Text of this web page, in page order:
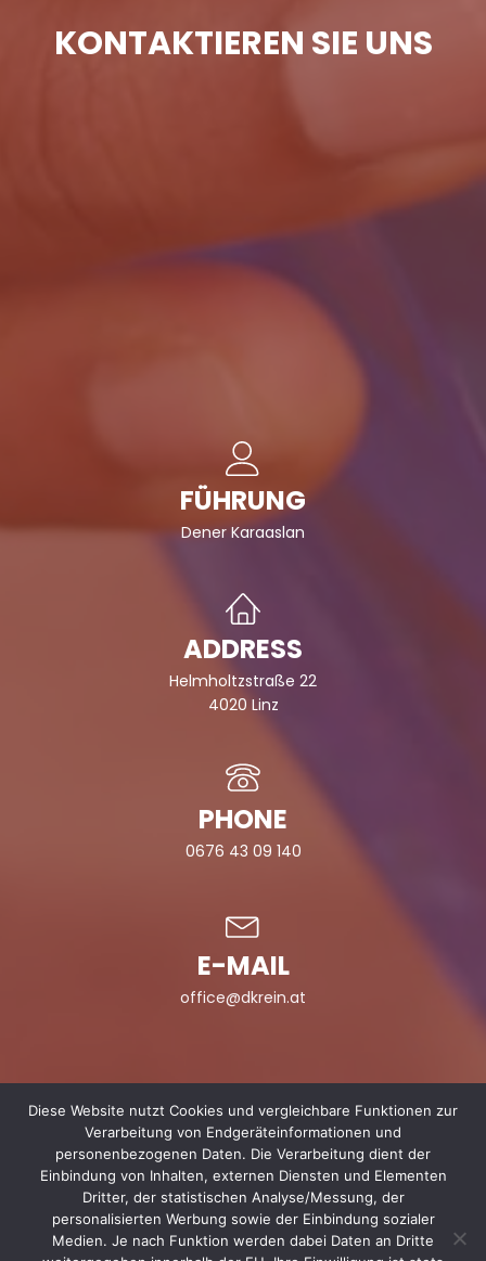
KONTAKTIEREN SIE UNS
FÜHRUNG
Dener Karaaslan
ADDRESS
Helmholtzstraße 22
4020 Linz
PHONE
0676 43 09 140
E-MAIL
office@dkrein.at
0676 43 09 140
office@dkrein.at
Impressum & Datenschutz
Diese Website nutzt Cookies und vergleichbare Funktionen zur
Verarbeitung von Endgeräteinformationen und
personenbezogenen Daten. Die Verarbeitung dient der
Einbindung von Inhalten, externen Diensten und Elementen
Dritter, der statistischen Analyse/Messung, der
personalisierten Werbung sowie der Einbindung sozialer
Medien. Je nach Funktion werden dabei Daten an Dritte